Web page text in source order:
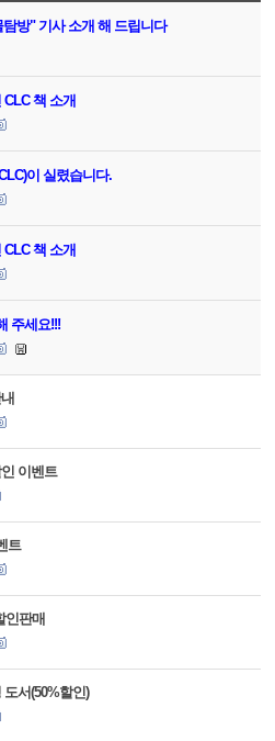
방" 기사 소개 해 드립니다
책 소개
이 실렸습니다.
책 소개
주세요!!!
이벤트
트
인판매
서(50%할인)